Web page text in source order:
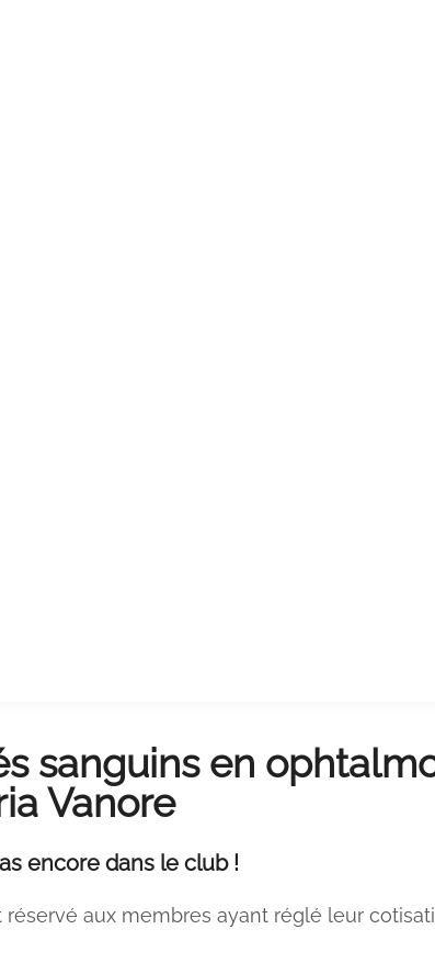
sanguins en
Vanore
encore dans le club !
aux membres ayant réglé leur